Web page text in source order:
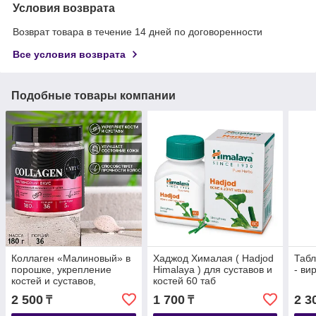
Условия возврата
Возврат товара в течение 14 дней по договоренности
Все условия возврата
Подобные товары компании
Коллаген «Малиновый» в
порошке, укрепление
костей и суставов,
здоровая кожа и волосы,
180 г
2 500 ₸
Хаджод Хималая ( Hadjod
Himalaya ) для суставов и
костей 60 таб
1 700₸
-
2